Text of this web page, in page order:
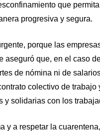
que
progresiva y segura.
porque las
aseguró que, en el caso
de nómina ni de
colectivo de trabajo
y solidarias con los
y a respetar la